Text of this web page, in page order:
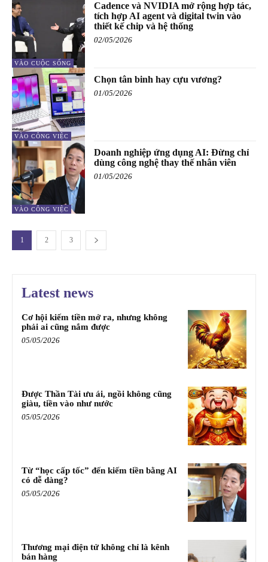
VÀO CUỘC SỐNG
Cadence và NVIDIA mở rộng hợp tác,
tích hợp AI agent và digital twin vào
thiết kế chip và hệ thống
02/05/2026
VÀO CÔNG VIỆC
Chọn tân binh hay cựu vương?
01/05/2026
VÀO CÔNG VIỆC
Doanh nghiệp ứng dụng AI: Đừng chỉ
dùng công nghệ thay thế nhân viên
01/05/2026
1 2 3
Latest news
Cơ hội kiếm tiền mở ra, nhưng không
phải ai cũng nắm được
05/05/2026
Được Thần Tài ưu ái, ngồi không cũng
giàu, tiền vào như nước
05/05/2026
Từ “học cấp tốc” đến kiếm tiền bằng AI
có dễ dàng?
05/05/2026
Thương mại điện tử không chỉ là kênh
bán hàng